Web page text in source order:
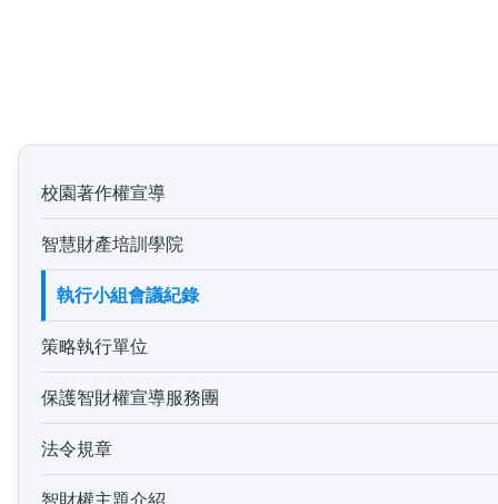
校園著作權宣導
智慧財產培訓學院
執行小組會議紀錄
策略執行單位
保護智財權宣導服務團
法令規章